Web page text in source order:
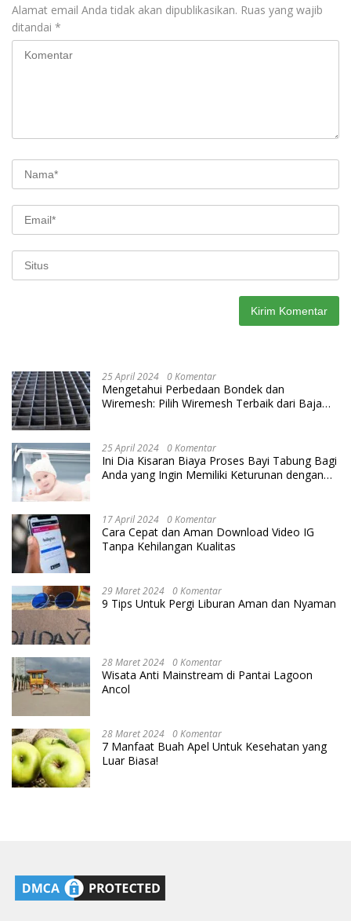
Alamat email Anda tidak akan dipublikasikan. Ruas yang wajib
ditandai *
25 April 2024 0 Komentar
Mengetahui Perbedaan Bondek dan
Wiremesh: Pilih Wiremesh Terbaik dari Baja
25 April 2024 0 Komentar
Ini Dia Kisaran Biaya Proses Bayi Tabung Bagi
Anda yang Ingin Memiliki Keturunan dengan
17 April 2024 0 Komentar
Cara Cepat dan Aman Download Video IG
Tanpa Kehilangan Kualitas
29 Maret 2024 0 Komentar
9 Tips Untuk Pergi Liburan Aman dan Nyaman
28 Maret 2024 0 Komentar
Wisata Anti Mainstream di Pantai Lagoon
Ancol
28 Maret 2024 0 Komentar
7 Manfaat Buah Apel Untuk Kesehatan yang
Luar Biasa!